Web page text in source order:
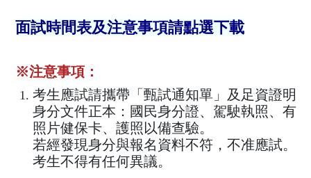
面試時間表及注意事項請點選下載
※注意事項：
考生應試請攜帶「 甄試通知單」及足資證明
身分文件正本：國民身分證、駕駛執照、 有
照片健保卡、護照以備查驗。
若經發現身分與報名資料不符，不准應試。
考生不得有任何異議。